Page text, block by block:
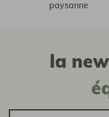
paysanne
la